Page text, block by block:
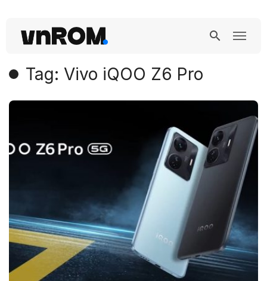
Tag: Vivo iQOO Z6 Pro